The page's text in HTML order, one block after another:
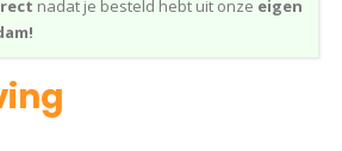
nadat je besteld hebt uit onze eigen